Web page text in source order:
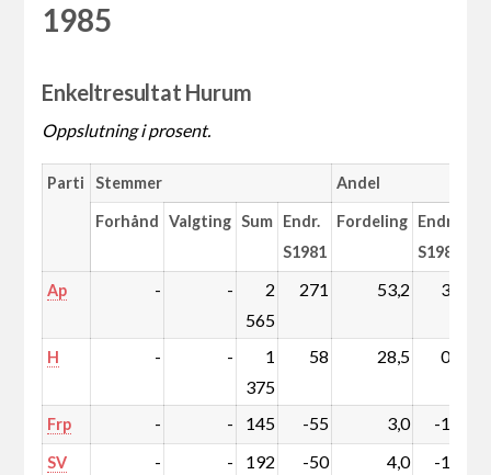
1985
Enkeltresultat Hurum
Oppslutning i prosent.
Parti Stemmer Andel
Forhånd Valgting Sum Endr.
S1981
Fordeling Endr.
S1981
Ap - -
2
565
271 53,2 3,5
H - -
1
375
58 28,5 0,0
Frp - - 145 -55 3,0 -1,3
SV - - 192 -50 4,0 -1,3